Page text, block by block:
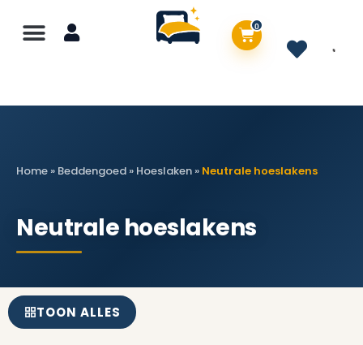
0
Home » Beddengoed » Hoeslaken » Neutrale hoeslakens
Neutrale hoeslakens
TOON ALLES